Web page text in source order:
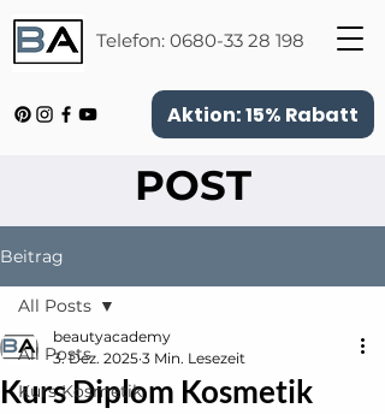
Telefon: 0680-33 28 198
Aktion: 15% Rabatt
POST
Beitrag
All Posts
Kurs Kosmetik
All Posts
Kurs Diplom Kosmetik
beautyacademy
3. Dez. 2025 3 Min. Lesezeit